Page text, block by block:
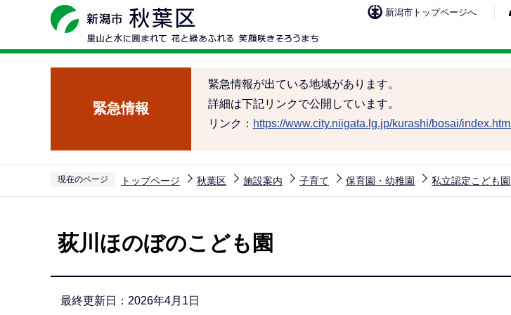
ペ
新潟市トップページへ
緊急情報
緊急情報が出ている地域があります。
詳細は下記リンクで公開しています。
リンク： https://www.city.niigata.lg.jp/kurashi/bosai/index.html
現在のページ トップページ 秋葉区 施設案内 子育て 保育園・幼稚園 私立認定こども園
荻川ほのぼのこども園
最終更新日：2026年4月1日